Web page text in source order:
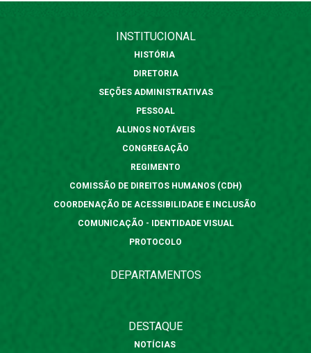
INSTITUCIONAL
HISTÓRIA
DIRETORIA
SEÇÕES ADMINISTRATIVAS
PESSOAL
ALUNOS NOTÁVEIS
CONGREGAÇÃO
REGIMENTO
COMISSÃO DE DIREITOS HUMANOS (CDH)
COORDENAÇÃO DE ACESSIBILIDADE E INCLUSÃO
COMUNICAÇÃO - IDENTIDADE VISUAL
PROTOCOLO
DEPARTAMENTOS
DESTAQUE
NOTÍCIAS